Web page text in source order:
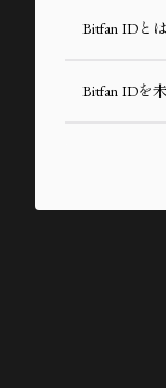
Bitfan IDとは
Bitfan IDを